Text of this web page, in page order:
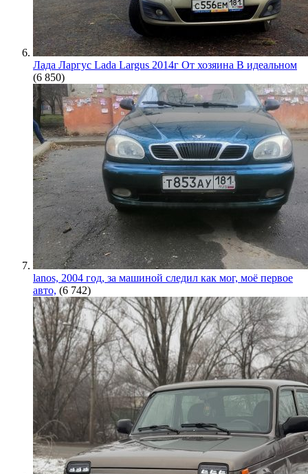
Лада Ларгус Lada Largus 2014г От хозяина В идеальном
(6 850)
lanos, 2004 год, за машиной следил как мог, моё первое
авто, (6 742)